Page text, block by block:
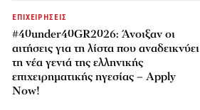
ΕΠΙΧΕΙΡΗΣΕΙΣ
#40under40GR2026: Άνοιξαν οι
αιτήσεις για τη λίστα που αναδεικνύει
τη νέα γενιά της ελληνικής
επιχειρηματικής ηγεσίας – Apply
Now!